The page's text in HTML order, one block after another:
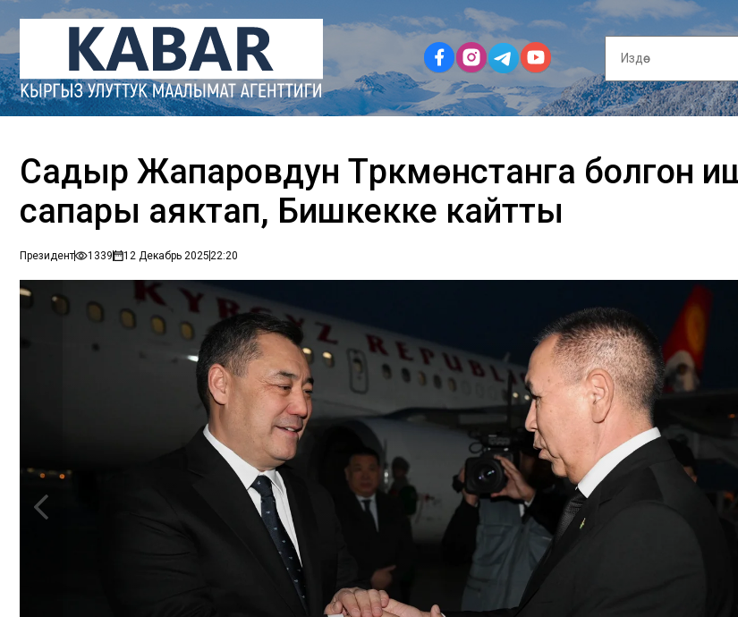
Садыр Жапаровдун Түркмөнстанга болгон
сапары аяктап, Бишкекке кайтты
Президент 1339 12 Декабрь 202522:20